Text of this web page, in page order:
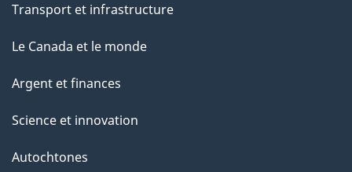
Transport et infrastructure
Le Canada et le monde
Argent et finances
Science et innovation
Autochtones